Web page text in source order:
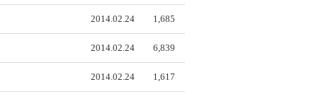
2014.02.24 1,685
2014.02.24 6,839
2014.02.24 1,617